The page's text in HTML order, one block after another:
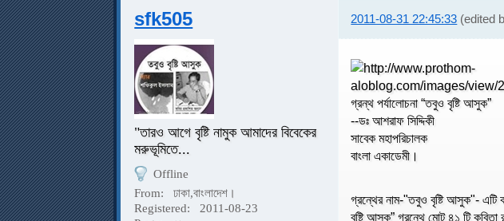
sfk505 2011-08-31 22:45:33 (edited
"তারও আগে বৃষ্টি নামুক আমাদের বিবেকের
মরুভূমিতে...
Offline
From:
ঢাকা,বাংলাদেশ।
Registered:
2011-08-23
গ্রন্থ পর্যালোচনা “তবুও বৃষ্টি আসুক”
--ডঃ আশরাফ সিদ্দিকী
সাবেক মহাপরিচালক
বাংলা একাডেমী।
গ্রন্থের নাম-"তবুও বৃষ্টি আসুক"- এটি
বৃষ্টি আসুক” গ্রন্থে মোট ৪১ টি